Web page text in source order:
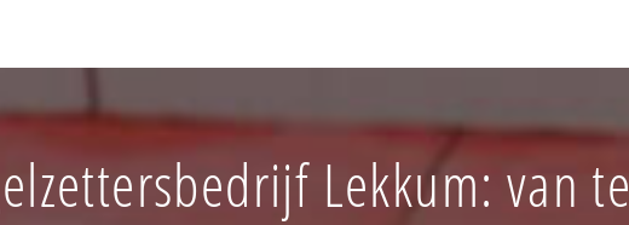
Lekkum: van